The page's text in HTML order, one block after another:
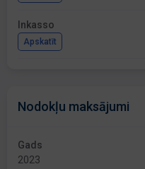
Inkasso
Apskatīt
Nodokļu maksājumi
Gads
2023